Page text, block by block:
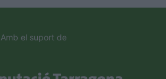
Amb el suport de